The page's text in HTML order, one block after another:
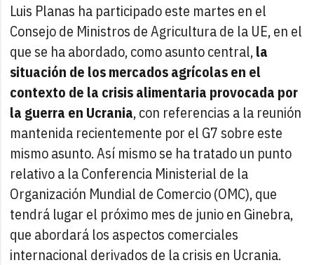
Luis Planas ha participado este martes en el
Consejo de Ministros de Agricultura de la UE, en el
que se ha abordado, como asunto central,la
situación de los mercados agrícolas en el
contexto de la crisis alimentaria provocada por
la guerra en Ucrania, con referencias a la reunión
mantenida recientemente por el G7 sobre este
mismo asunto. Así mismo se ha tratado un punto
relativo a la Conferencia Ministerial de la
Organización Mundial de Comercio (OMC), que
tendrá lugar el próximo mes de junio en Ginebra,
que abordará los aspectos comerciales
internacional derivados de la crisis en Ucrania.